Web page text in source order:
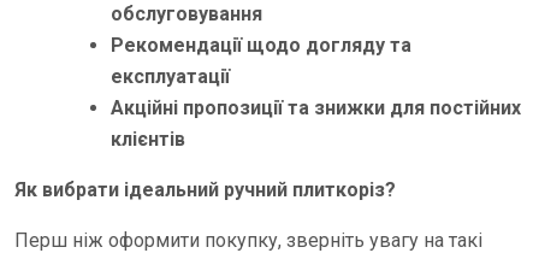
обслуговування
Рекомендації щодо догляду та
експлуатації
Акційні пропозиції та знижки для постійних
клієнтів
Як вибрати ідеальний ручний плиткоріз?
Перш ніж оформити покупку, зверніть увагу на такі